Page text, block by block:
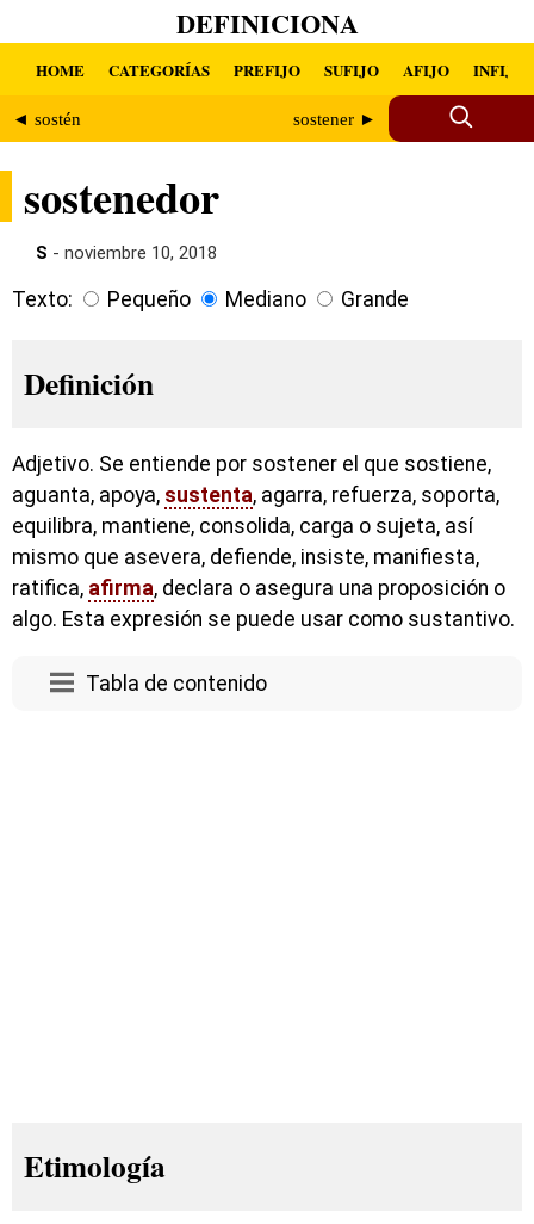
DEFINICIONA
HOME CATEGORÍAS PREFIJO SUFIJO AFIJO INFIJO
◄ sostén sostener ►
sostenedor
S - noviembre 10, 2018
Texto: Pequeño Mediano Grande
Definición
Adjetivo. Se entiende por sostener el que sostiene,
aguanta, apoya, sustenta, agarra, refuerza, soporta,
equilibra, mantiene, consolida, carga o sujeta, así
mismo que asevera, defiende, insiste, manifiesta,
ratifica, afirma, declara o asegura una proposición o
algo. Esta expresión se puede usar como sustantivo.
Tabla de contenido
Etimología